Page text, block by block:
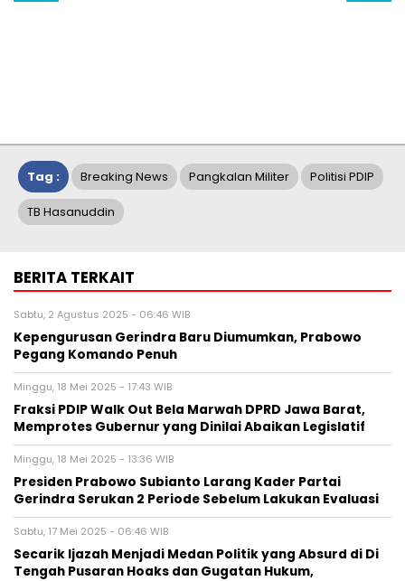
Tag : Breaking News Pangkalan Militer Politisi PDIP
TB Hasanuddin
BERITA TERKAIT
Sabtu, 2 Agustus 2025 - 06:46 WIB
Kepengurusan Gerindra Baru Diumumkan, Prabowo
Pegang Komando Penuh
Minggu, 18 Mei 2025 - 17:43 WIB
Fraksi PDIP Walk Out Bela Marwah DPRD Jawa Barat,
Memprotes Gubernur yang Dinilai Abaikan Legislatif
Minggu, 18 Mei 2025 - 13:36 WIB
Presiden Prabowo Subianto Larang Kader Partai
Gerindra Serukan 2 Periode Sebelum Lakukan Evaluasi
Sabtu, 17 Mei 2025 - 06:46 WIB
Secarik Ijazah Menjadi Medan Politik yang Absurd di Di
Tengah Pusaran Hoaks dan Gugatan Hukum,